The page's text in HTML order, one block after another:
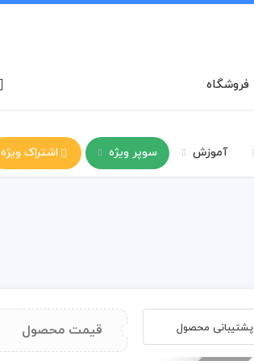
فروشگاه
آموزش سوپر ویژه اشتراک ویژه
پشتیبانی محصول قیمت محصول